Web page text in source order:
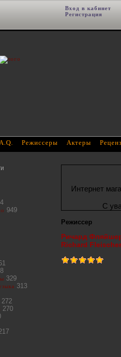
Интернет
С
Режиссер
Ричард
Richard Fleischer
949
329
313
272
270
Режиссеры Актеры
Вход в кабинет
Регистрация